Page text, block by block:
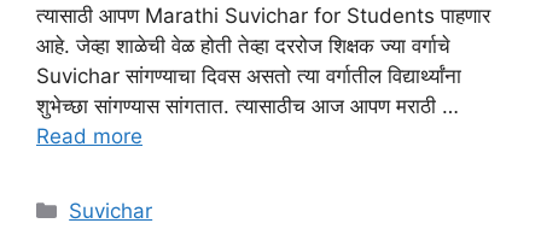
त्यासाठी आपण Marathi Suvichar for Students पाहणार
आहे. जेव्हा शाळेची वेळ होती तेव्हा दररोज शिक्षक ज्या वर्गाचे
Suvichar सांगण्याचा दिवस असतो त्या वर्गातील विद्यार्थ्यांना
शुभेच्छा सांगण्यास सांगतात. त्यासाठीच आज आपण मराठी …
Read more
Categories
Suvichar